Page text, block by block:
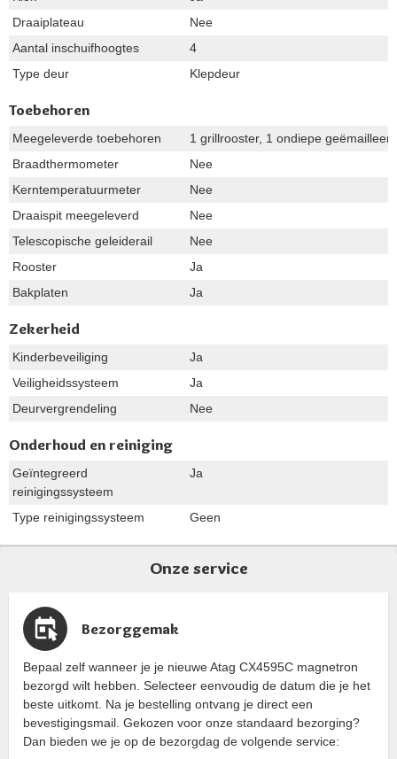
Draaiplateau
Nee
Aantal inschuifhoogtes
4
Type deur
Klepdeur
Toebehoren
Meegeleverde toebehoren
1 grillrooster, 1 ondiepe
Braadthermometer
Nee
Kerntemperatuurmeter
Nee
Draaispit meegeleverd
Nee
Telescopische geleiderail
Nee
Rooster
Ja
Bakplaten
Ja
Zekerheid
Kinderbeveiliging
Ja
Veiligheidssysteem
Ja
Deurvergrendeling
Nee
Onderhoud en reiniging
Geïntegreerd
reinigingssysteem
Ja
Type reinigingssysteem Geen
Onze service
Bezorggemak
Bepaal zelf wanneer je je nieuwe Atag CX4595C magnetron
bezorgd wilt hebben. Selecteer eenvoudig de datum die je het
beste uitkomt. Na je bestelling ontvang je direct een
bevestigingsmail. Gekozen voor onze standaard bezorging?
Dan bieden we je op de bezorgdag de volgende service: